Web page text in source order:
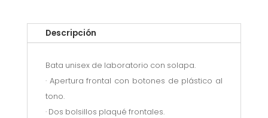
Descripción
Bata unisex de laboratorio con solapa.
· Apertura frontal con botones de plástico al
tono.
· Dos bolsillos plaqué frontales.